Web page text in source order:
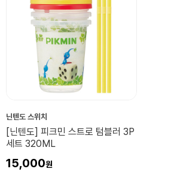
닌텐도 스위치
[닌텐도] 피크민 스트로 텀블러 3P
세트 320ML
15,000